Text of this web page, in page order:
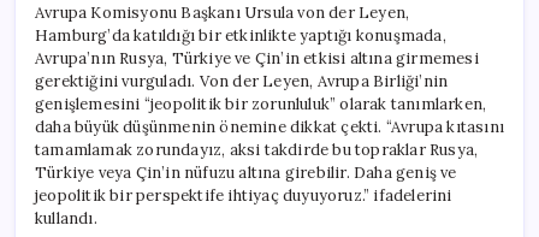
ve
Jeopolitik
Gelişmelere
Dair
Tartışmalı
Açıklama
için
Avrupa Komisyonu Başkanı Ursula von der Leyen,
Hamburg’da katıldığı bir etkinlikte yaptığı konuşmada,
Avrupa’nın Rusya, Türkiye ve Çin’in etkisi altına girmemesi
gerektiğini vurguladı. Von der Leyen, Avrupa Birliği’nin
genişlemesini “jeopolitik bir zorunluluk” olarak tanımlarken,
daha büyük düşünmenin önemine dikkat çekti. “Avrupa kıtasını
tamamlamak zorundayız, aksi takdirde bu topraklar Rusya,
Türkiye veya Çin’in nüfuzu altına girebilir. Daha geniş ve
jeopolitik bir perspektife ihtiyaç duyuyoruz.” ifadelerini
kullandı.